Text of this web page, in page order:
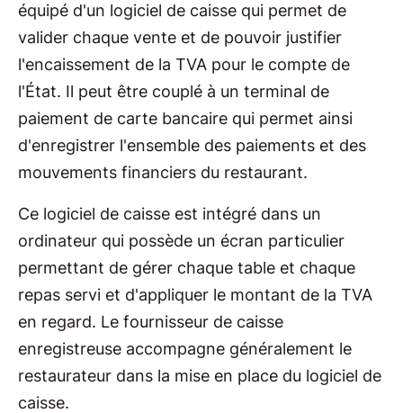
équipé d'un logiciel de caisse qui permet de
valider chaque vente et de pouvoir justifier
l'encaissement de la TVA pour le compte de
l'État. Il peut être couplé à un terminal de
paiement de carte bancaire qui permet ainsi
d'enregistrer l'ensemble des paiements et des
mouvements financiers du restaurant.
Ce logiciel de caisse est intégré dans un
ordinateur qui possède un écran particulier
permettant de gérer chaque table et chaque
repas servi et d'appliquer le montant de la TVA
en regard. Le fournisseur de caisse
enregistreuse accompagne généralement le
restaurateur dans la mise en place du logiciel de
caisse.